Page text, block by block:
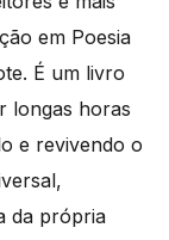
em Poesia
É um livro
longas horas
e revivendo o
da própria